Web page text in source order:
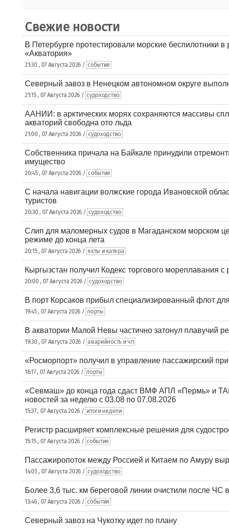
Свежие новости
В Петербурге протестировали морские беспилотники
«Акватория»
21:30 , 07 Августа 2026 / события
Северный завоз в Ненецком автономном округе
21:15 , 07 Августа 2026 / судоходство
ААНИИ: в арктических морях сохраняются массивы
акваторий свободна ото льда
21:00 , 07 Августа 2026 / судоходство
Собственника причала на Байкале принудили
имущество
20:45 , 07 Августа 2026 / события
С начала навигации волжские города Ивановской
туристов
20:30 , 07 Августа 2026 / судоходство
Слип для маломерных судов в Магаданском морском
режиме до конца лета
20:15 , 07 Августа 2026 / яхты и катера
Кыргызстан получил Кодекс торгового мореплавания
20:00 , 07 Августа 2026 / судоходство
В порт Корсаков прибыл специализированный флот
19:45 , 07 Августа 2026 / порты
В акватории Малой Невы частично затонул плавучий
19:30 , 07 Августа 2026 / аварийность и чп
«Росморпорт» получил в управление пассажирский
16:17 , 07 Августа 2026 / порты
«Севмаш» до конца года сдаст ВМФ АПЛ «Пермь» и
новостей за неделю с 03.08 по 07.08.2026
15:37 , 07 Августа 2026 / итоги недели
Регистр расширяет комплексные решения для
15:15 , 07 Августа 2026 / события
Пассажиропоток между Россией и Китаем по Амуру
14:05 , 07 Августа 2026 / судоходство
Более 3,6 тыс. км береговой линии очистили после ЧС
13:46 , 07 Августа 2026 / события
Северный завоз на Чукотку идет по плану